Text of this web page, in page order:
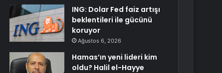
ING: Dolar Fed faiz artışı
beklentileri ile gücünü
koruyor
Ağustos 6, 2026
Hamas’ın yeni lideri kim
oldu? Halil el-Hayye